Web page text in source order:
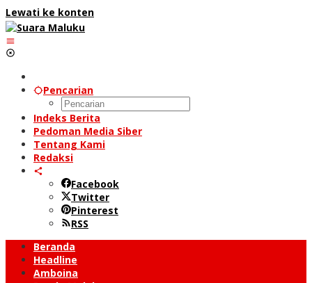
Lewati ke konten
Pencarian
Indeks Berita
Pedoman Media Siber
Tentang Kami
Redaksi
Facebook
Twitter
Pinterest
RSS
Beranda
Headline
Amboina